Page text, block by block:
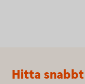
Sidfot
Hitta snabbt